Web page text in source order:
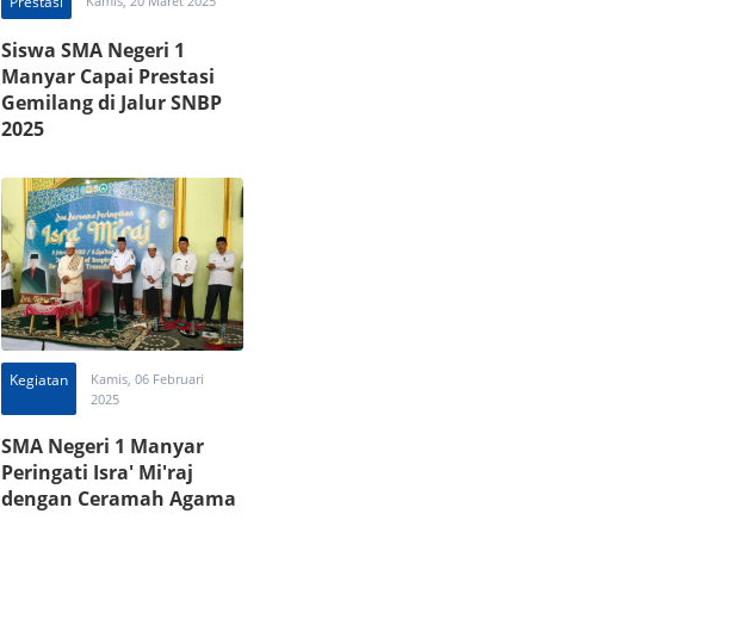
Siswa SMA Negeri 1
Manyar Capai Prestasi
Gemilang di Jalur SNBP
2025
Kegiatan
Kamis, 06 Februari
2025
SMA Negeri 1 Manyar
Peringati Isra' Mi'raj
dengan Ceramah Agama